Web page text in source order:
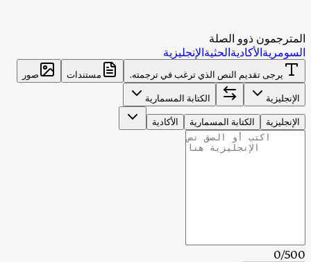
المترجمون ذوو الصلة
السومريةالأكاديةالحثيةالإنجليزية
يرجى تقديم النص الذي ترغب في ترجمته. مستندات
صور
الإنجليزية
الكتابة المسمارية
الإنجليزية
الكتابة المسمارية الأكادية
0/500